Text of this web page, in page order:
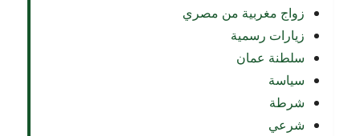
زواج مغربية من مصري
زيارات رسمية
سلطنة عمان
سياسة
شرطة
شرعي